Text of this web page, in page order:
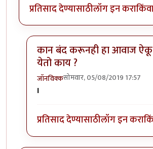
प्रतिसाद देण्यासाठीलॉग इन करा
कान बंद करूनही हा आवाज ऐकू
येतो काय ?
जॉनविक्कसोमवार, 05/08/2019 17:57
In reply to
I
प्रतिसाद देण्यासाठीलॉग इन करा